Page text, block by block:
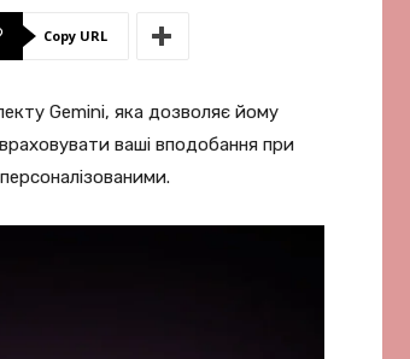
Copy URL
Gemini, яка дозволяє йому
ваші вподобання при